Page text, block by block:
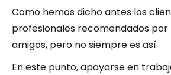
Como hemos dicho antes los
profesionales recomendados por
amigos, pero no siempre es así.
En este punto, apoyarse en